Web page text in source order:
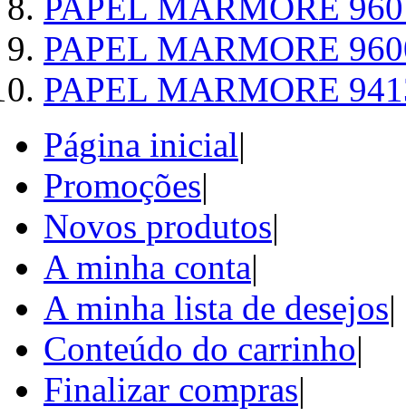
PAPEL MARMORE
PAPEL MARMORE
PAPEL MARMORE
Página inicial|
Promoções|
Novos produtos|
A minha conta|
A minha lista de desejos|
Conteúdo do carrinho|
Finalizar compras|